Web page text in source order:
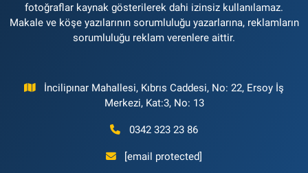
fotoğraflar kaynak gösterilerek dahi izinsiz kullanılamaz.
Makale ve köşe yazılarının sorumluluğu yazarlarına, reklamların
sorumluluğu reklam verenlere aittir.
İncilipınar Mahallesi, Kıbrıs Caddesi, No: 22, Ersoy İş
Merkezi, Kat:3, No: 13
0342 323 23 86
[email protected]